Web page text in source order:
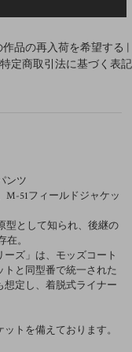
作品の再入荷を希望する |
特定商取引法に基づく表記
ンツ
M-51フィールドジャケッ
型として知られ、後継の
。
ーズ」は、モッズコート
トと同型番で統一された
定し、着脱式ライナー
トを備えております。